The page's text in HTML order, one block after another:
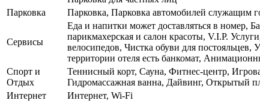
Парковка
Парковка, Парковка автомобилей служащим
Сервисы
Еда и напитки может доставляться в номер,
парикмахерская и салон красоты, V.I.P.
велосипедов, Чистка обуви для
территории отеля есть банкомат,
Спорт и
Отдых
Теннисный корт, Сауна, Фитнес-центр,
Гидромассажная ванна, Дайвинг, Открытый
Интернет
Интернет, Wi-Fi